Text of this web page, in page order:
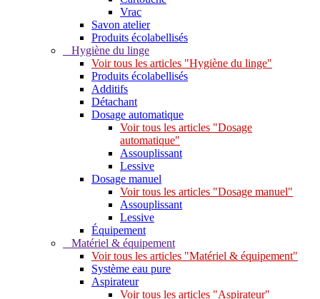
Vrac
Savon atelier
Produits écolabellisés
Hygiène du linge
Voir tous les articles "Hygiène du linge"
Produits écolabellisés
Additifs
Détachant
Dosage automatique
Voir tous les articles "Dosage
automatique"
Assouplissant
Lessive
Dosage manuel
Voir tous les articles "Dosage manuel"
Assouplissant
Lessive
Équipement
Matériel & équipement
Voir tous les articles "Matériel & équipement"
Système eau pure
Aspirateur
Voir tous les articles "Aspirateur"